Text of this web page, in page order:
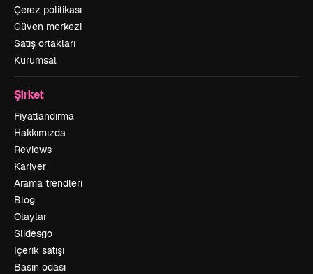
Çerez politikası
Güven merkezi
Satış ortakları
Kurumsal
Şirket
Fiyatlandırma
Hakkımızda
Reviews
Kariyer
Arama trendleri
Blog
Olaylar
Slidesgo
İçerik satışı
Basın odası